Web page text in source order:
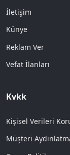
İletişim
Künye
Reklam Ver
Vefat İlanları
Kvkk
Kişisel Verileri
Müşteri